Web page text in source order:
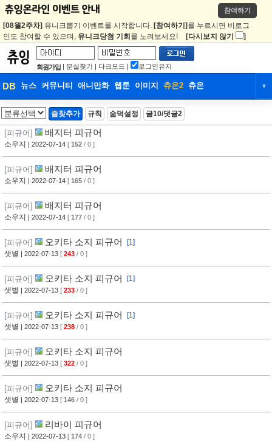
참여하기
[08월2주차] 유니크뽑기 이벤트를 시작합니다. [참여하기] 를 누르시면 비로그
인도 참여할 수 있으며, 유니크당첨 기회 를 노려보세요! [다시보지 않기 ]
회원가입 | 분실찾기 | 다크모드 | 로그인유지
DB 뉴스 커뮤니티 애니만화 웹툰 이미지 츄온2 츄온 ▼
DB 뉴스 커뮤니티
웹툰 이미지
즐찾추가 규칙 숨덕설정 글10/댓글2
[피규어] 배지터 피규어
소우지 | 2022-07-14 [ 152 / 0 ]
[피규어] 배지터 피규어
소우지 | 2022-07-14 [ 165 / 0 ]
[피규어] 배지터 피규어
소우지 | 2022-07-14 [ 177 / 0 ]
[피규어] 오키타 소지 피규어
[1]
샛별 | 2022-07-13 [ 243 / 0 ]
[피규어] 오키타 소지 피규어
[1]
샛별 | 2022-07-13 [ 233 / 0 ]
[피규어] 오키타 소지 피규어
[1]
샛별 | 2022-07-13 [ 238 / 0 ]
[피규어] 오키타 소지 피규어
샛별 | 2022-07-13 [ 322 / 0 ]
[피규어] 오키타 소지 피규어
샛별 | 2022-07-13 [ 146 / 0 ]
[피규어] 리바이 피규어
소우지 | 2022-07-13 [ 174 / 0 ]